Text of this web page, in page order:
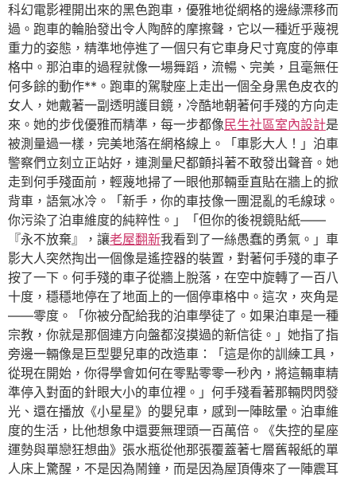
科幻電影裡開出來的黑色跑車，優雅地從網格的邊緣漂移而
過。跑車的輪胎發出令人陶醉的摩擦聲，它以一種近乎蔑視
重力的姿態，精準地停進了一個只有它車身尺寸寬度的停車
格中。那泊車的過程就像一場舞蹈，流暢、完美，且毫無任
何多餘的動作**。跑車的駕駛座上走出一個全身黑色皮衣的
女人，她戴著一副透明護目鏡，冷酷地朝著何手殘的方向走
來。她的步伐優雅而精準，每一步都像 民生社區室內設計是
被測量過一樣，完美地落在網格線上。「車影大人！」泊車
警察們立刻立正站好，連測量尺都顫抖著不敢發出聲音。她
走到何手殘面前，輕蔑地掃了一眼他那輛垂直貼在牆上的掀
背車，語氣冰冷。「新手，你的車技像一團混亂的毛線球。
你污染了泊車維度的純粹性。」「但你的後視鏡貼紙——
『永不放棄』，讓老屋翻新我看到了一絲愚蠢的勇氣。」車
影大人突然掏出一個像是遙控器的裝置，對著何手殘的車子
按了一下。何手殘的車子從牆上脫落，在空中旋轉了一百八
十度，穩穩地停在了地面上的一個停車格中。這次，夾角是
——零度。「你被分配給我的泊車學徒了。如果泊車是一種
宗教，你就是那個連方向盤都沒摸過的新信徒。」她指了指
旁邊一輛像是巨型嬰兒車的改造車：「這是你的訓練工具，
從現在開始，你得學會如何在零點零零一秒內，將這輛車精
準停入對面的針眼大小的車位裡。」何手殘看著那輛閃閃發
光、還在播放《小星星》的嬰兒車，感到一陣眩暈。泊車維
度的生活，比他想象中還要無理頭一百萬倍。《失控的星座
運勢與單戀狂想曲》張水瓶從他那張覆蓋著七層舊報紙的單
人床上驚醒，不是因為鬧鐘，而是因為屋頂傳來了一陣震耳